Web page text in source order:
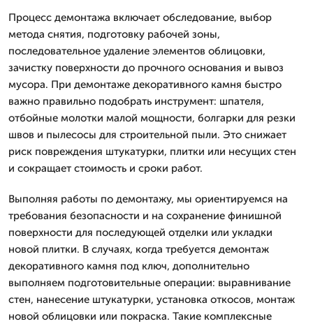
Процесс демонтажа включает обследование, выбор
метода снятия, подготовку рабочей зоны,
последовательное удаление элементов облицовки,
зачистку поверхности до прочного основания и вывоз
мусора. При демонтаже декоративного камня быстро
важно правильно подобрать инструмент: шпателя,
отбойные молотки малой мощности, болгарки для резки
швов и пылесосы для строительной пыли. Это снижает
риск повреждения штукатурки, плитки или несущих стен
и сокращает стоимость и сроки работ.
Выполняя работы по демонтажу, мы ориентируемся на
требования безопасности и на сохранение финишной
поверхности для последующей отделки или укладки
новой плитки. В случаях, когда требуется демонтаж
декоративного камня под ключ, дополнительно
выполняем подготовительные операции: выравнивание
стен, нанесение штукатурки, установка откосов, монтаж
новой облицовки или покраска. Такие комплексные